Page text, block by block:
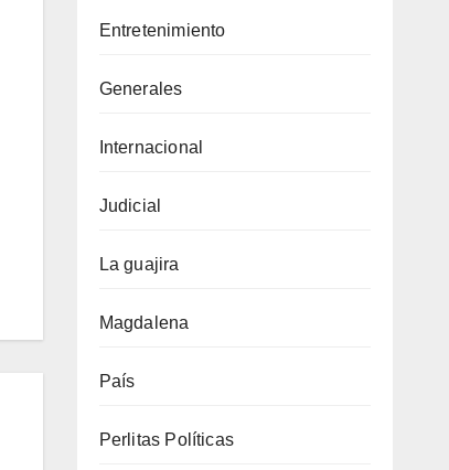
Entretenimiento
Generales
Internacional
Judicial
La guajira
Magdalena
País
Perlitas Políticas